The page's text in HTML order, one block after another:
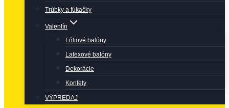
Trúbky a fúkačky
Valentín
Fóliové balóny
Latexové balóny
Dekorácie
Konfety
VÝPREDAJ